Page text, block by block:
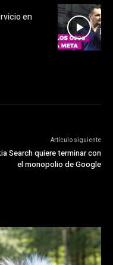
en
Artículo siguiente
Search quiere terminar con
el monopolio de Google